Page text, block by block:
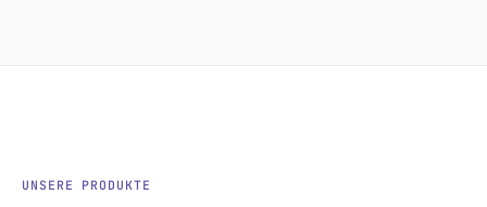
UNSERE PRODUKTE